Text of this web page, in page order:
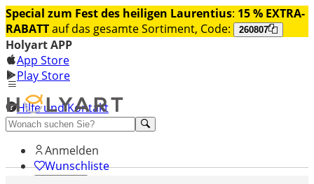
Special zum Fest des heiligen Laurentius: 15 % EXTRA-
RABATTauf das gesamte Sortiment, Code: 260807
Holyart APP
App Store
Play Store
Hilfe und Kontakt
Entdecken Sie Premium
Anmelden
Wunschliste